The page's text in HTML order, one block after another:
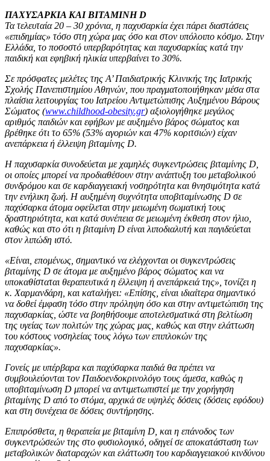
ΠΑΧΥΣΑΡΚΙΑ ΚΑΙ ΒΙΤΑΜΙΝΗ D
Τα τελευταία 20 – 30 χρόνια, η παχυσαρκία έχει πάρει διαστάσεις
«επιδημίας» τόσο στη χώρα μας όσο και στον υπόλοιπο κόσμο. Στην
Ελλάδα, το ποσοστό υπερβαρότητας και παχυσαρκίας κατά την
παιδική και εφηβική ηλικία υπερβαίνει το 30%.
Σε πρόσφατες μελέτες της Α’ Παιδιατρικής Κλινικής της Ιατρικής
Σχολής Πανεπιστημίου Αθηνών, που πραγματοποιήθηκαν μέσα στα
πλαίσια λειτουργίας του Ιατρείου Αντιμετώπισης Αυξημένου Βάρους
Σώματος (www.childhood-obesity.gr) αξιολογήθηκε μεγάλος
αριθμός παιδιών και εφήβων με αυξημένο βάρος σώματος και
βρέθηκε ότι το 65% (53% αγοριών και 47% κοριτσιών) είχαν
ανεπάρκεια ή έλλειψη βιταμίνης D.
Η παχυσαρκία συνοδεύεται με χαμηλές συγκεντρώσεις βιταμίνης D,
οι οποίες μπορεί να προδιαθέσουν στην ανάπτυξη του μεταβολικού
συνδρόμου και σε καρδιαγγειακή νοσηρότητα και θνησιμότητα κατά
την ενήλικη ζωή. Η αυξημένη συχνότητα υποβιταμίνωσης D σε
παχύσαρκα άτομα οφείλεται στην μειωμένη σωματική τους
δραστηριότητα, και κατά συνέπεια σε μειωμένη έκθεση στον ήλιο,
καθώς και στο ότι η βιταμίνη D είναι λιποδιαλυτή και παγιδεύεται
στον λιπώδη ιστό.
«Είναι, επομένως, σημαντικό να ελέγχονται οι συγκεντρώσεις
βιταμίνης D σε άτομα με αυξημένο βάρος σώματος και να
υποκαθίσταται θεραπευτικά η έλλειψη ή ανεπάρκειά της», τονίζει η
κ. Χαρμανδάρη, και καταλήγει: «Επίσης, είναι ιδιαίτερα σημαντικό
να δοθεί έμφαση τόσο στην πρόληψη όσο και στην αντιμετώπιση της
παχυσαρκίας, ώστε να βοηθήσουμε αποτελεσματικά στη βελτίωση
της υγείας των πολιτών της χώρας μας, καθώς και στην ελάττωση
του κόστους νοσηλείας τους λόγω των επιπλοκών της
παχυσαρκίας».
Γονείς με υπέρβαρα και παχύσαρκα παιδιά θα πρέπει να
συμβουλεύονται τον Παιδοενδοκρινολόγο τους άμεσα, καθώς η
υποβιταμίνωση D μπορεί να αντιμετωπιστεί με την χορήγηση
βιταμίνης D από το στόμα, αρχικά σε υψηλές δόσεις (δόσεις εφόδου)
και στη συνέχεια σε δόσεις συντήρησης.
Επιπρόσθετα, η θεραπεία με βιταμίνη D, και η επάνοδος των
συγκεντρώσεών της στο φυσιολογικό, οδηγεί σε αποκατάσταση των
μεταβολικών διαταραχών και ελάττωση του καρδιαγγειακού κινδύνου